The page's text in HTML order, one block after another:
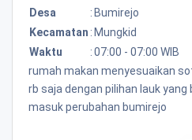
Desa
: Bumirejo
Kecamatan : Mungkid
Waktu
:07:00 - 07:00 WIB
rumah makan menyesuaikan
rb saja dengan pilihan lauk
masuk perubahan bumirejo